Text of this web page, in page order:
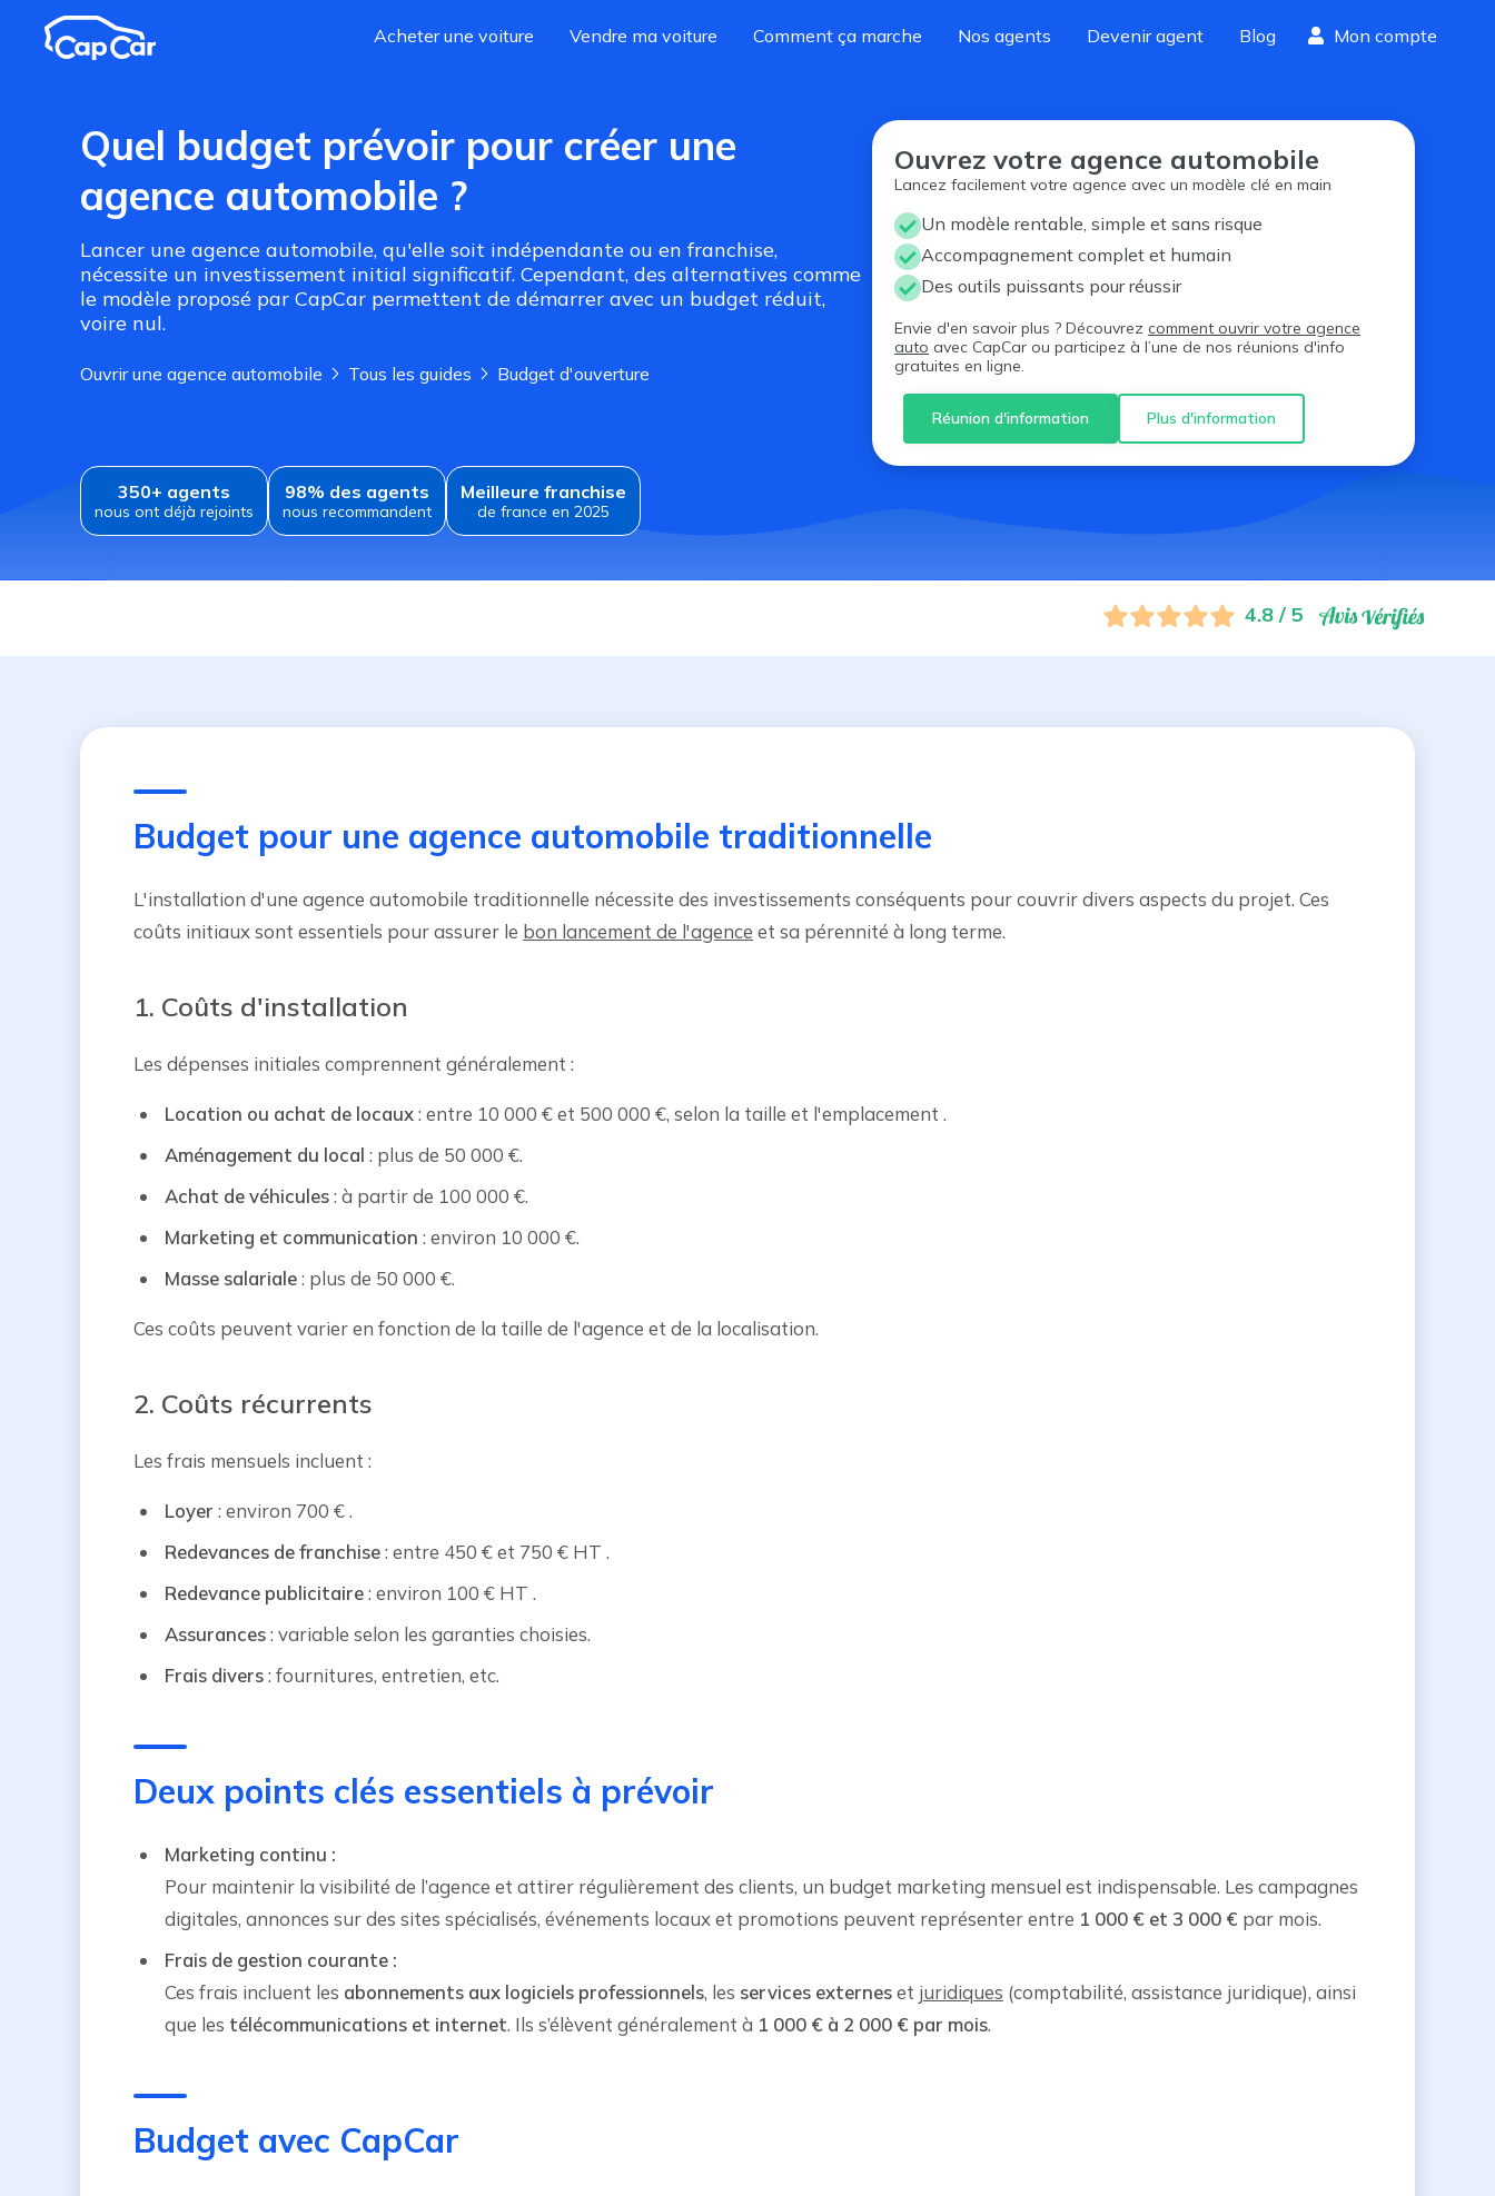
Aller au contenu principal
Acheter une voiture
Vendre ma voiture Comment ça marche Nos agents Devenir agent Blog Mon compte
Quel budget prévoir pour créer une
agence automobile ?
Lancer une agence automobile, qu'elle soit indépendante ou en franchise,
nécessite un investissement initial significatif. Cependant, des alternatives comme
le modèle proposé par CapCar permettent de démarrer avec un budget réduit,
voire nul.
Ouvrir une agence automobile Tous les guides Budget d'ouverture
Ouvrez votre agence automobile
Lancez facilement votre agence avec un modèle clé en main
Un modèle rentable, simple et sans risque
Accompagnement complet et humain
Des outils puissants pour réussir
Envie d'en savoir plus ? Découvrez comment ouvrir votre agence
auto avec CapCar ou participez à l’une de nos réunions d'info
gratuites en ligne.
Réunion d'information Plus d'information
350+ agents
nous ont déjà rejoints
98% des agents
nous recommandent
Meilleure franchise
de france en 2025
4.8 / 5
Budget pour une agence automobile traditionnelle
L'installation d'une agence automobile traditionnelle nécessite des investissements conséquents pour couvrir divers aspects du projet. Ces
coûts initiaux sont essentiels pour assurer le bon lancement de l'agence et sa pérennité à long terme.
1. Coûts d'installation
Les dépenses initiales comprennent généralement :
Location ou achat de locaux: entre 10 000 € et 500 000 €, selon la taille et l'emplacement .
Aménagement du local : plus de 50 000 €.
Achat de véhicules: à partir de 100 000 €.
Marketing et communication : environ 10 000 €.
Masse salariale: plus de 50 000 €.
Ces coûts peuvent varier en fonction de la taille de l'agence et de la localisation.
2. Coûts récurrents
Les frais mensuels incluent :
Loyer : environ 700 € .
Redevances de franchise: entre 450 € et 750 € HT .
Redevance publicitaire: environ 100 € HT .
Assurances: variable selon les garanties choisies.
Frais divers: fournitures, entretien, etc.
Deux points clés essentiels à prévoir
Marketing continu :
Pour maintenir la visibilité de l’agence et attirer régulièrement des clients, un budget marketing mensuel est indispensable. Les campagnes
digitales, annonces sur des sites spécialisés, événements locaux et promotions peuvent représenter entre 1 000 € et 3 000 € par mois.
Frais de gestion courante :
Ces frais incluent les abonnements aux logiciels professionnels, les services externeset juridiques (comptabilité, assistance juridique), ainsi
que les télécommunications et internet. Ils s’élèvent généralement à 1 000 € à 2 000 € par mois.
Budget avec CapCar